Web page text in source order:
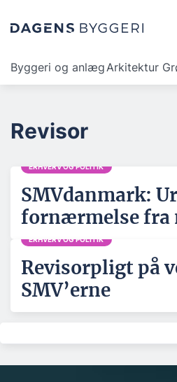
Byggeri og anlægArkitektur
Revisor
ERHVERV OG POLITIK
SMVdanmark:
fornærmelse fra
ERHVERV OG POLITIK
Revisorpligt på
SMV’erne